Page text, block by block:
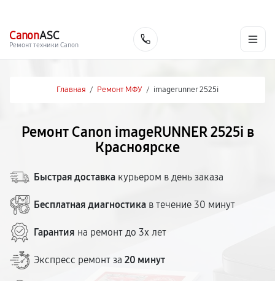
CanonASC
Ремонт техники Canon
Главная / Ремонт МФУ / imagerunner 2525i
Ремонт Canon imageRUNNER 2525i в
Красноярске
Быстрая доставка курьером в день заказа
Бесплатная диагностика в течение 30 минут
Гарантия на ремонт до 3х лет
Экспресс ремонт за 20 минут